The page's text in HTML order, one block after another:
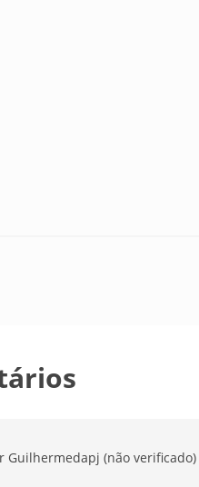
Guilhermedapj (não verificado)